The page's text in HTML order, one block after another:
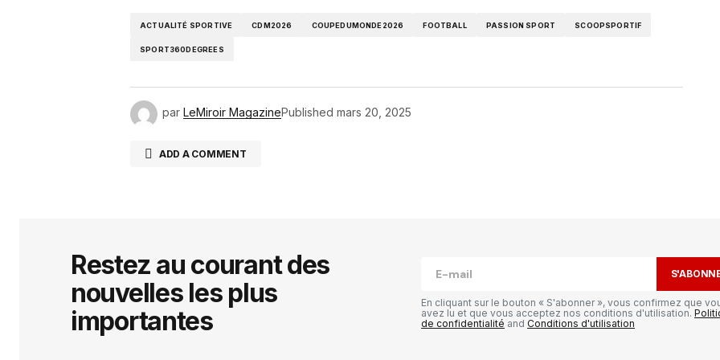
ACTUALITÉ SPORTIVE CDM2026 COUPEDUMONDE2026 FOOTBALL PASSION SPORT SCOOPSPORTIF
SPORT360DEGREES
par LeMiroir MagazinePublished mars 20, 2025
ADD A COMMENT
Comment *
Restez au courant des
nouvelles les plus
importantes
En cliquant sur le bouton « S'abonner », vous confirmez que
avez lu et que vous acceptez nos conditions d'utilisation.
de confidentialité and Conditions d'utilisation